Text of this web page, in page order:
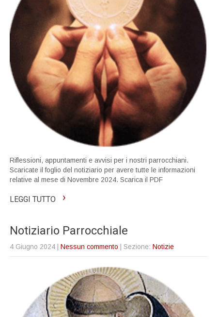
Riflessioni, appuntamenti e avvisi per i nostri parrocchiani.
Scaricate il foglio del notiziario per avere tutte le informazioni
relative al mese di Novembre 2024. Scarica il PDF
LEGGI TUTTO ›
Notiziario Parrocchiale
4 Giugno 2024 Nessun commento | Sezione: Notizie